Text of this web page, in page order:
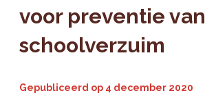
voor preventie van
schoolverzuim
Gepubliceerd op 4 december 2020